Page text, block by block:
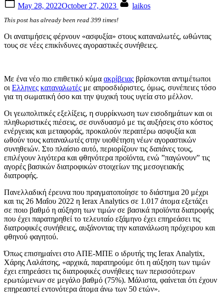
on
May 28, 2022October 27, 2023 laikos
This post has already been read 399 times!
Οι ανατιμήσεις φέρνουν «ασφυξία» στους καταναλωτές, ωθώντας
τους σε νέες επικίνδυνες αγοραστικές συνήθειες.
Με ένα νέο πιο επιθετικό κύμα ακρίβειας βρίσκονται αντιμέτωποι
οι Ελληνες καταναλωτές με απροσδιόριστες, όμως, συνέπειες τόσο
για τη σωματική όσο και την ψυχική τους υγεία στο μέλλον.
Οι γεωπολιτικές εξελίξεις, η συρρίκνωση των εισοδημάτων και οι
πληθωριστικές πιέσεις, σε συνδυασμό με τις αυξήσεις στο κόστος
ενέργειας και μεταφοράς, προκαλούν περαιτέρω ασφυξία και
ωθούν τους καταναλωτές στην υιοθέτηση νέων αγοραστικών
συνηθειών. Στο πλαίσιο αυτό, περιορίζουν τις δαπάνες τους,
επιλέγουν λιγότερα και φθηνότερα προϊόντα, ενώ ”παγώνουν” τις
αγορές βασικών διατροφικών στοιχείων της μεσογειακής
διατροφής.
Πανελλαδική έρευνα που πραγματοποίησε το διάστημα 20 μέχρι
και τις 26 Μαΐου 2022 η Ierax Analytics σε 1.017 άτομα εξετάζει
σε ποιο βαθμό η αύξηση των τιμών σε βασικά προϊόντα διατροφής
που έχει παρατηρηθεί το τελευταίο εξάμηνο έχει επηρεάσει τις
διατροφικές συνήθειες, αυξάνοντας την κατανάλωση πρόχειρου και
φθηνού φαγητού.
Όπως επισημαίνει στο ΑΠΕ-ΜΠΕ ο ιδρυτής της Ierax Analytix,
Χάρης Λαλάτσης, «αρχικά, παρατηρούμε ότι η αύξηση των τιμών
έχει επηρεάσει τις διατροφικές συνήθειες των περισσότερων
ερωτώμενων σε μεγάλο βαθμό (75%). Μάλιστα, φαίνεται ότι έχουν
επηρεαστεί εντονότερα άτομα άνω των 50 ετών».